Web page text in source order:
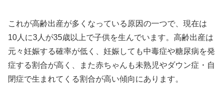
これが高齢出産が多くなっている原因の一つで、現在は
10人に3人が35歳以上で子供を生んでいます。高齢出産は
元々妊娠する確率が低く、妊娠しても中毒症や糖尿病を発
症する割合が高く、また赤ちゃんも未熟児やダウン症・自
閉症で生まれてくる割合が高い傾向にあります。